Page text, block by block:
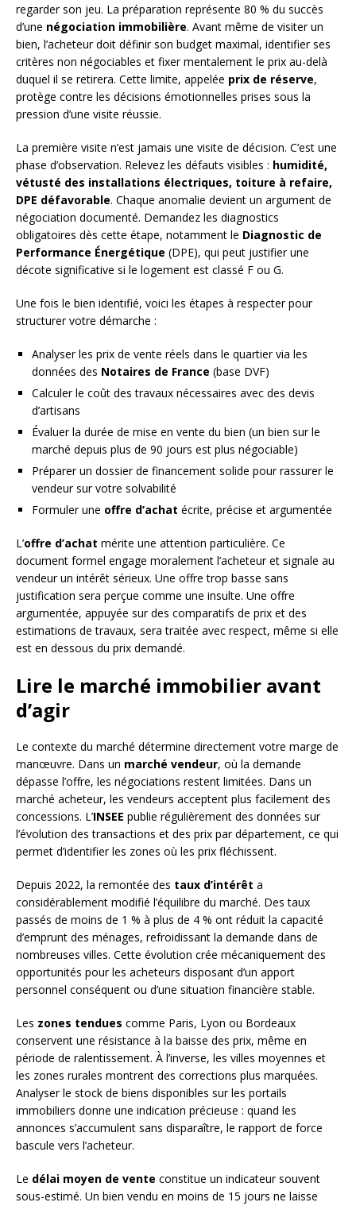
regarder son jeu. La préparation représente 80 % du succès
d’une négociation immobilière. Avant même de visiter un
bien, l’acheteur doit définir son budget maximal, identifier ses
critères non négociables et fixer mentalement le prix au-delà
duquel il se retirera. Cette limite, appelée prix de réserve,
protège contre les décisions émotionnelles prises sous la
pression d’une visite réussie.
La première visite n’est jamais une visite de décision. C’est une
phase d’observation. Relevez les défauts visibles : humidité,
vétusté des installations électriques, toiture à refaire,
DPE défavorable. Chaque anomalie devient un argument de
négociation documenté. Demandez les diagnostics
obligatoires dès cette étape, notamment le Diagnostic de
Performance Énergétique (DPE), qui peut justifier une
décote significative si le logement est classé F ou G.
Une fois le bien identifié, voici les étapes à respecter pour
structurer votre démarche :
Analyser les prix de vente réels dans le quartier via les
données des Notaires de France (base DVF)
Calculer le coût des travaux nécessaires avec des devis
d’artisans
Évaluer la durée de mise en vente du bien (un bien sur le
marché depuis plus de 90 jours est plus négociable)
Préparer un dossier de financement solide pour rassurer le
vendeur sur votre solvabilité
Formuler une offre d’achat écrite, précise et argumentée
L’offre d’achat mérite une attention particulière. Ce
document formel engage moralement l’acheteur et signale au
vendeur un intérêt sérieux. Une offre trop basse sans
justification sera perçue comme une insulte. Une offre
argumentée, appuyée sur des comparatifs de prix et des
estimations de travaux, sera traitée avec respect, même si elle
est en dessous du prix demandé.
Lire le marché immobilier avant
d’agir
Le contexte du marché détermine directement votre marge de
manœuvre. Dans un marché vendeur, où la demande
dépasse l’offre, les négociations restent limitées. Dans un
marché acheteur, les vendeurs acceptent plus facilement des
concessions. L’INSEE publie régulièrement des données sur
l’évolution des transactions et des prix par département, ce qui
permet d’identifier les zones où les prix fléchissent.
Depuis 2022, la remontée des taux d’intérêt a
considérablement modifié l’équilibre du marché. Des taux
passés de moins de 1 % à plus de 4 % ont réduit la capacité
d’emprunt des ménages, refroidissant la demande dans de
nombreuses villes. Cette évolution crée mécaniquement des
opportunités pour les acheteurs disposant d’un apport
personnel conséquent ou d’une situation financière stable.
Les zones tendues comme Paris, Lyon ou Bordeaux
conservent une résistance à la baisse des prix, même en
période de ralentissement. À l’inverse, les villes moyennes et
les zones rurales montrent des corrections plus marquées.
Analyser le stock de biens disponibles sur les portails
immobiliers donne une indication précieuse : quand les
annonces s’accumulent sans disparaître, le rapport de force
bascule vers l’acheteur.
Le délai moyen de vente constitue un indicateur souvent
sous-estimé. Un bien vendu en moins de 15 jours ne laisse